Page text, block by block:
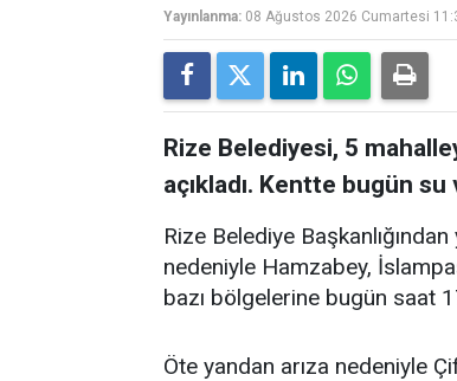
Yayınlanma: 08 Ağustos 2026 Cumartesi
Rize Belediyesi, 5
açıkladı. Kentte bugün
Rize Belediye
nedeniyle Hamzabey,
bazı bölgelerine bugün saat
Öte yandan arıza nedeniyle